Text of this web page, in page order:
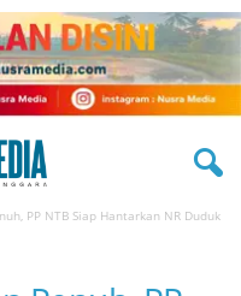
PP NTB Siap Hantarkan NR Duduk